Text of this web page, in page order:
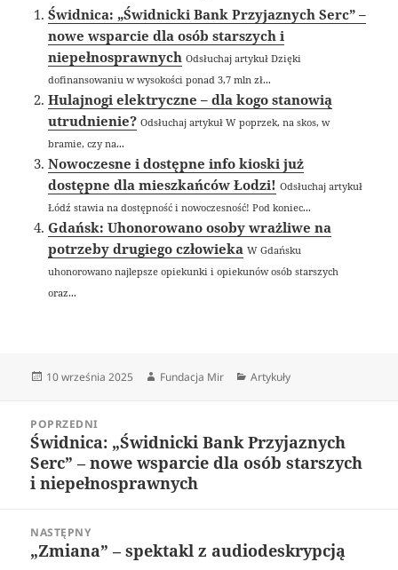
Świdnica: „Świdnicki Bank Przyjaznych Serc” –
nowe wsparcie dla osób starszych i
niepełnosprawnych Odsłuchaj artykuł Dzięki
dofinansowaniu w wysokości ponad 3,7 mln zł...
Hulajnogi elektryczne – dla kogo stanowią
utrudnienie? Odsłuchaj artykuł W poprzek, na skos, w
bramie, czy na...
Nowoczesne i dostępne info kioski już
dostępne dla mieszkańców Łodzi! Odsłuchaj artykuł
Łódź stawia na dostępność i nowoczesność! Pod koniec...
Gdańsk: Uhonorowano osoby wrażliwe na
potrzeby drugiego człowieka W Gdańsku
uhonorowano najlepsze opiekunki i opiekunów osób starszych
oraz...
Data
10 września 2025 Autor
Fundacja Mir Kategorie
Artykuły
wpisuPOPRZEDNI
Poprzedni
wpis:
Świdnica: „Świdnicki Bank Przyjaznych
Serc” – nowe wsparcie dla osób starszych
i niepełnosprawnych
NASTĘPNY
Następny
„Zmiana” – spektakl z audiodeskrypcją